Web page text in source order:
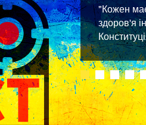
"Кожен
здоров'я